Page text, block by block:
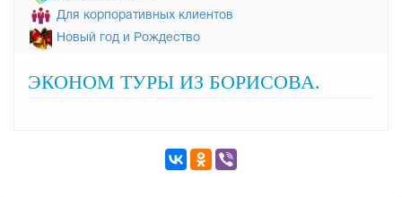
Для корпоративных клиентов
Новый год и Рождество
ЭКОНОМ ТУРЫ ИЗ БОРИСОВА.